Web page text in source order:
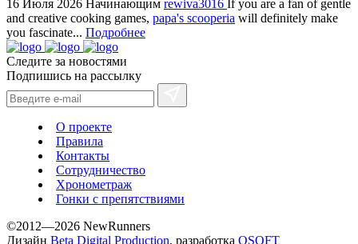
method.
www.yvessaintlaurent.to
with
the
best
prices.
16 Июля 2026 Начинающим rewiva3016 If you are a fan of gentle
and creative cooking games, papa's scooperia will definitely make
you fascinate... Подробнее
Следите за новостями
Подпишись на рассылку
О проекте
Правила
Контакты
Сотрудничество
Хронометраж
Гонки с препятствиями
©2012—2026 NewRunners
Дизайн Beta Digital Production, разработка QSOFT